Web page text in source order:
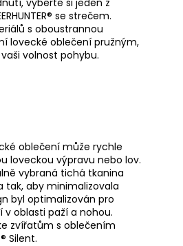
se strečem.
s oboustrannou
lovecké oblečení pružným,
volnost pohybu.
oblečení může rychle
loveckou výpravu nebo lov.
vybraná tichá tkanina
tak, aby minimalizovala
byl optimalizován pro
v oblasti paží a nohou.
zvířatům s oblečením
Silent.